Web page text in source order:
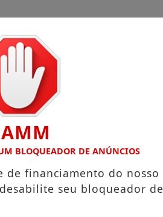
Igreja do Divino Espírito Santo
e destaca o aprendizado
abre seleção para
por incêndio PCPR
Palmas
BLOQUEADOR DE ANÚNCIOS
financiamento do nosso
seu bloqueador